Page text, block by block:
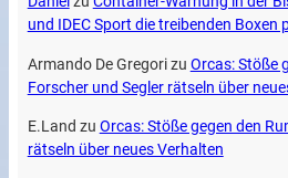
und IDEC Sport die treibenden Boxen
Armando De Gregorizu Orcas: Stöße
Forscher und Segler rätseln über
E.Land zu Orcas: Stöße gegen den
rätseln über neues Verhalten